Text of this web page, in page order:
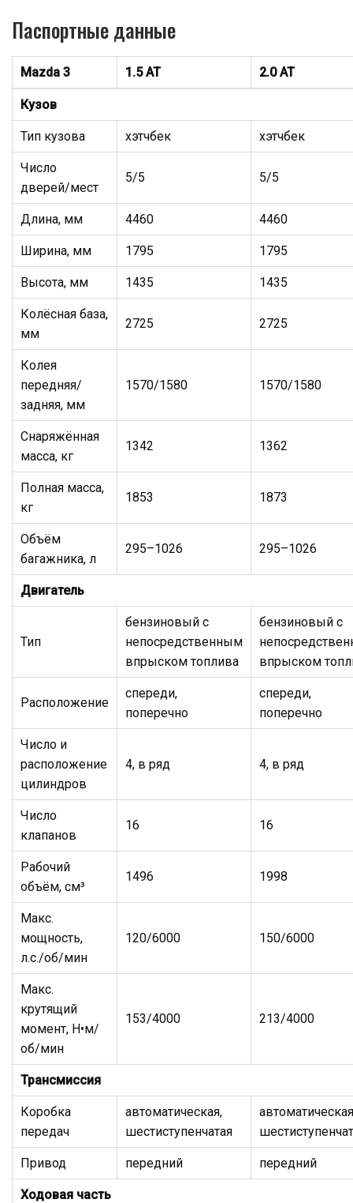
Паспортные данные
Mazda 3 1.5 AT 2.0 AT
Кузов
Тип кузова хэтчбек хэтчбек
Число
дверей/мест
5/5 5/5
Длина, мм 4460 4460
Ширина, мм 1795 1795
Высота, мм 1435 1435
Колёсная база,
мм
2725 2725
Колея
передняя/
задняя, мм
1570/1580 1570/1580
Снаряжённая
масса, кг
1342 1362
Полная масса,
кг
1853 1873
Объём
багажника, л
295–1026 295–1026
Двигатель
Тип
бензиновый с
непосредственным
впрыском топлива
бензиновый с
впрыском
Расположение
спереди,
поперечно
спереди,
поперечно
Число и
расположение
цилиндров
4, в ряд 4, в ряд
Число
клапанов
16 16
Рабочий
объём, см³
1496 1998
Макс.
мощность,
л.с./об/мин
120/6000 150/6000
Макс.
крутящий
момент, Н•м/
об/мин
153/4000 213/4000
Трансмиссия
Коробка
передач
автоматическая,
шестиступенчатая
Привод передний передний
Ходовая часть